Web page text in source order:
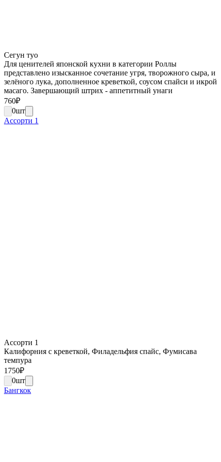
Сегун туо
Для ценителей японской кухни в категории Роллы
представлено изысканное сочетание угря, творожного сыра, и
зелёного лука, дополненное креветкой, соусом спайси и икрой
масаго. Завершающий штрих - аппетитный унаги
760₽
0шт
Ассорти 1
Ассорти 1
Калифорния с креветкой, Филадельфия спайс, Фумисава
темпура
1750₽
0шт
Бангкок